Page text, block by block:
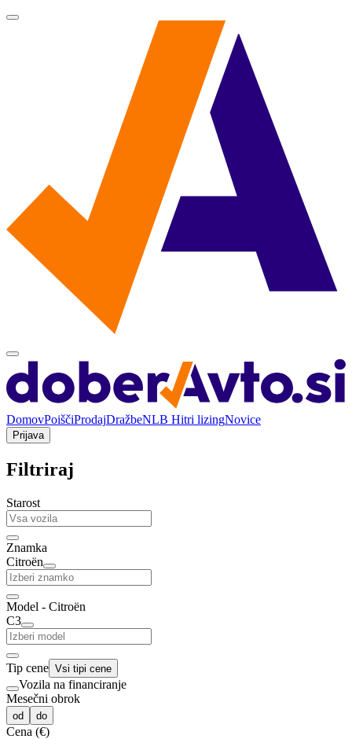
DomovPoiščiProdajDražbeNLB Hitri lizingNovice
Prijava
Filtriraj
Starost
Znamka
Citroën
Model - Citroën
C3
Tip cene Vsi tipi cene
Vozila na financiranje
Mesečni obrok
od do
Cena (€)